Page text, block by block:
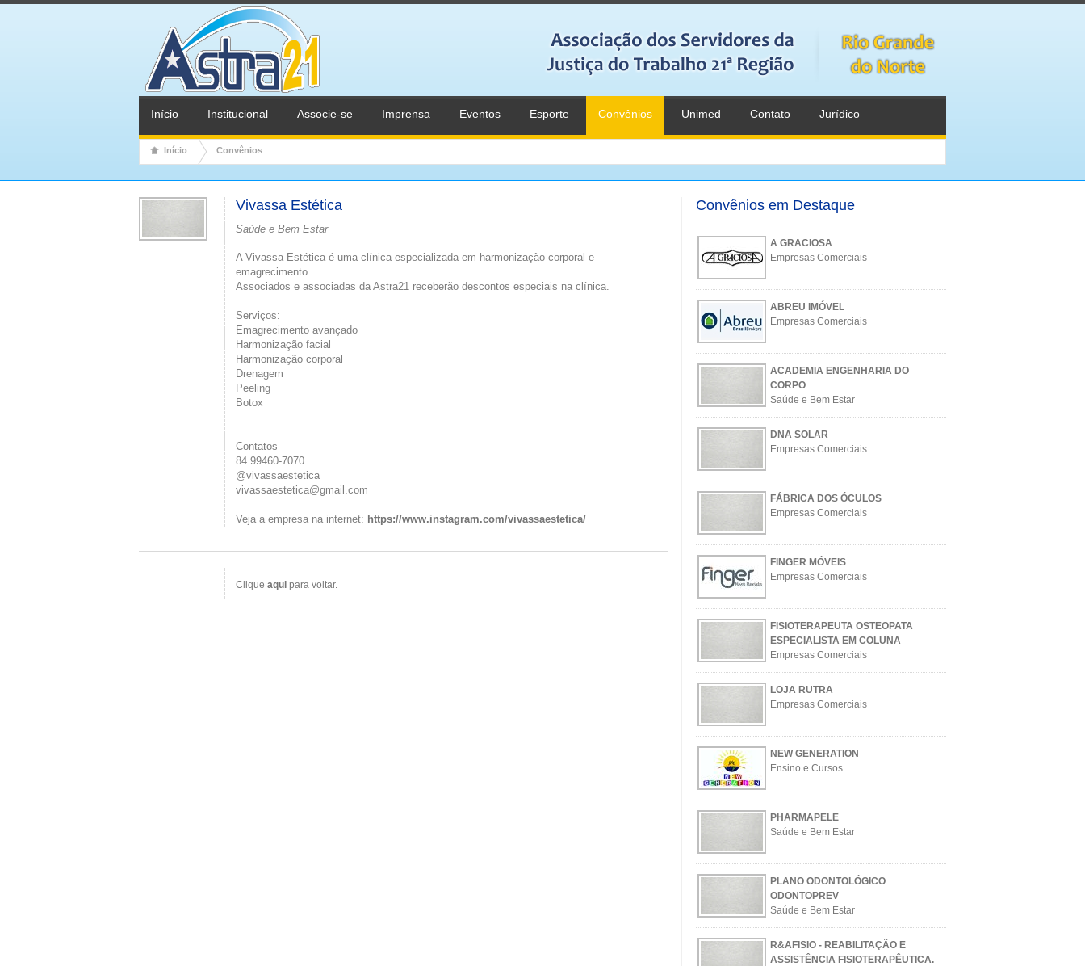
Início Institucional Associe-se Imprensa Eventos Esporte Convênios Unimed Contato Jurídico
Início Convênios
Vivassa Estética
Saúde e Bem Estar
A Vivassa Estética é uma clínica especializada em harmonização corporal e
emagrecimento.
Associados e associadas da Astra21 receberão descontos especiais na clínica.
Serviços:
Emagrecimento avançado
Harmonização facial
Harmonização corporal
Drenagem
Peeling
Botox
Contatos
84 99460-7070
@vivassaestetica
vivassaestetica@gmail.com
Veja a empresa na internet: https://www.instagram.com/vivassaestetica/
Clique aqui para voltar.
Convênios em Destaque
A GRACIOSA
Empresas Comerciais
ABREU IMÓVEL
Empresas Comerciais
ACADEMIA ENGENHARIA DO
CORPO
Saúde e Bem Estar
DNA SOLAR
Empresas Comerciais
FÁBRICA DOS ÓCULOS
Empresas Comerciais
FINGER MÓVEIS
Empresas Comerciais
FISIOTERAPEUTA OSTEOPATA
ESPECIALISTA EM COLUNA
Empresas Comerciais
LOJA RUTRA
Empresas Comerciais
NEW GENERATION
Ensino e Cursos
PHARMAPELE
Saúde e Bem Estar
PLANO ODONTOLÓGICO
ODONTOPREV
Saúde e Bem Estar
R&AFISIO - REABILITAÇÃO E
ASSISTÊNCIA FISIOTERAPÊUTICA.